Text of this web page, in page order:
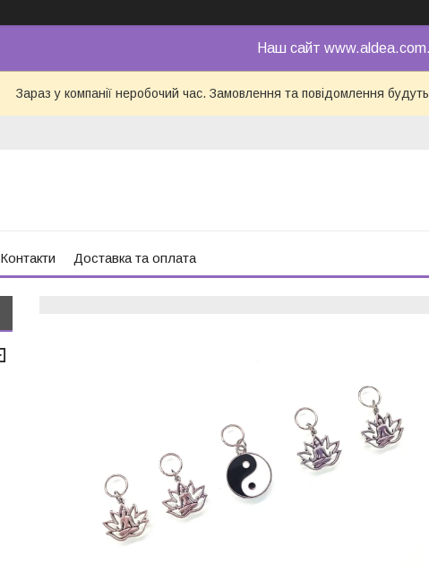
Наш сайт
Зараз у компанії неробочий час. Замовлення та повідомлення
Контакти Доставка та оплата